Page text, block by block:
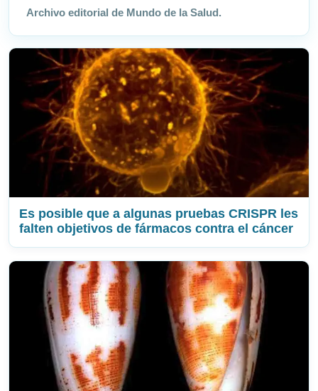
Archivo editorial de Mundo de la Salud.
Es posible que a algunas pruebas CRISPR les
falten objetivos de fármacos contra el cáncer